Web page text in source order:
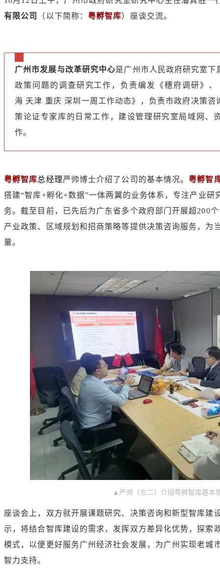
有限公司
（以下简称： 粤孵智库）座谈交流。
广州市发展与改革研究中心是广州市人民政府研究室
政策问题的调查研究工作，负责编发《穗府调研》
海 天津 重庆 深圳一周工作动态》，负责市政府决策咨
策论证专家库的日常工作，建设管理研究室局域网、
作。
粤孵智库总经理严帅博士介绍了公司的基本情况。 粤孵智
搭建“智库+孵化+数据”一体两翼的业务体系，专注产业研
务。截至目前，已先后为广东省多个政府部门开展超200
产业政策、区域规划和招商策略等提供决策咨询服务，为
量。
▲严帅（左二）介绍粤孵智库基本
座谈会上，双方就开展课题研究、决策咨询和新型智库建
示，将结合智库建设的需求，发挥双方差异化优势，探索
模式，以便更好服务广州经济社会发展，为广州实现老城
智力支持。